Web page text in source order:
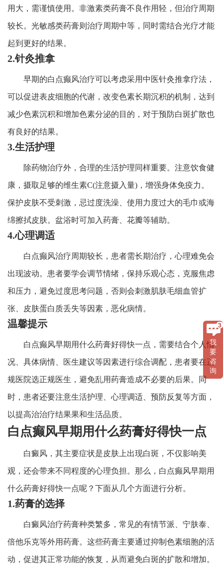
用大，需谨慎使用。非激素类药膏不良作用轻，但治疗周期
较长。光敏感类药膏则治疗周期中等，同时需结合光疗才能
起到更好的结果。
2.针灸推拿
早期的白点癫风治疗可以考虑采用中医针灸推拿疗法，
可以促进表皮细胞的代谢，改变色素长期沉积的机制，达到
减少色素沉积和增加色素分泌的目的，对于预防白斑扩散也
有良好的结果。
3.生活护理
除药物治疗外，合理的生活护理同样重要。注意饮食健
康，摄取足够的维生素C(注意摄入量)，增强身体免疫力。
保护皮肤不受刺激，忌过度洗澡、使用力度过大的毛巾或海
绵擦拭皮肤。盆浴时可加入药膏、花瓣等辅助。
4.心理调适
白点癫风治疗周期较长，患者需长期治疗，心理难免会
出现波动。患者要学会调节情绪，保持乐观心态，克服焦虑
和压力，避免过度思考问题，否则会刺激肌肤毛细血管扩
张、皮肤蛋白质丢失等因素，恶化病情。
温馨提示
白点癫风早期用什么药膏好得快一点，需要结合个人情
况、具体病情、医生建议等因素进行综合调配，患者要在正
规医院选正规医生，避免乱用药膏造成不必要的后果。同
时，患者还要注意生活护理、心理调适、预防反复等方面，
以提高治治疗结果果和生活品质。
白点癫风早期用什么药膏好得快一点
白癜风，其主要症状是皮肤上出现白斑，不仅影响美
观，还会带来不同程度的心理负担。那么，白点癫风早期用
什么药膏好得快一点呢？下面从几个方面进行分析。
1.药膏的选择
白癜风治疗药膏种类繁多，常见的有情节派、宁肤泰、
倍他乐克等外用药膏。这些药膏主要通过抑制色素细胞的活
动，促进其正常功能的恢复，从而避免白斑的扩散和增加。
我
要
咨
询